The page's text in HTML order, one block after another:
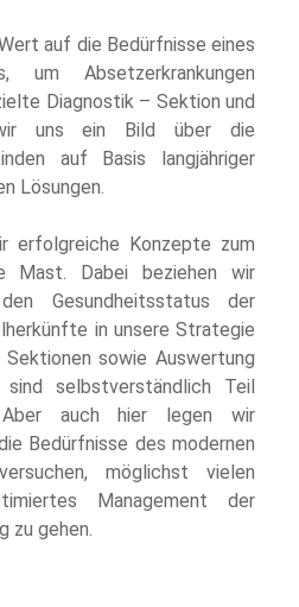
auf die Bedürfnisse eines
um Absetzerkrankungen
Diagnostik – Sektion und
uns ein Bild über die
auf Basis langjähriger
Lösungen.
erfolgreiche Konzepte zum
Mast. Dabei beziehen wir
Gesundheitsstatus der
in unsere Strategie
sowie Auswertung
selbstverständlich Teil
Aber auch hier legen wir
Bedürfnisse des modernen
möglichst vielen
Management der
zu gehen.